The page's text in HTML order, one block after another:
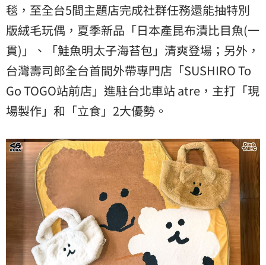
毯，至全台5間主題店完成社群任務還能抽特別
版絨毛玩偶，夏季新品「日本產昆布漬比目魚(一
貫)」、「鮭魚明太子海苔包」清爽登場；另外，
台灣壽司郎全台首間外帶專門店「SUSHIRO To
Go TOGO站前店」進駐台北車站 atre，主打「現
場製作」和「立食」2大優勢。